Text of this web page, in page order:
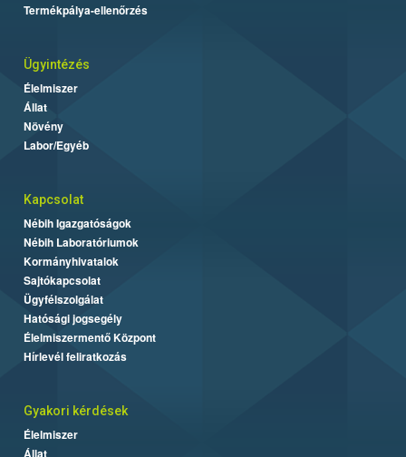
Termékpálya-ellenőrzés
Ügyintézés
Élelmiszer
Állat
Növény
Labor/Egyéb
Kapcsolat
Nébih Igazgatóságok
Nébih Laboratóriumok
Kormányhivatalok
Sajtókapcsolat
Ügyfélszolgálat
Hatósági jogsegély
Élelmiszermentő Központ
Hírlevél feliratkozás
Gyakori kérdések
Élelmiszer
Állat